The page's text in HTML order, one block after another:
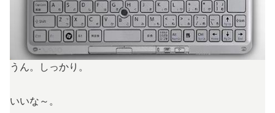
うん。しっかり。
いいな～。